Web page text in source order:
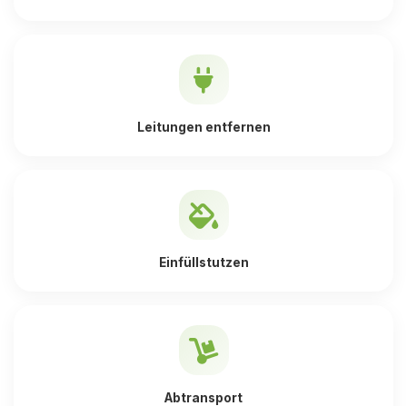
Leitungen entfernen
Einfüllstutzen
Abtransport